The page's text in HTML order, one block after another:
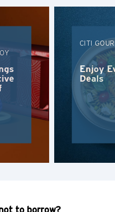
CITI
Enjoy
Deals
to borrow?